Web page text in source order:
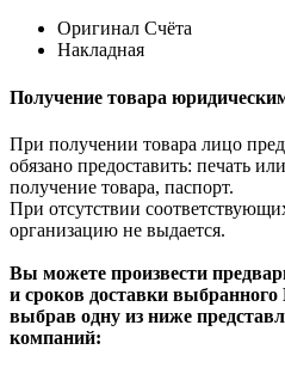
Оригинал Счёта
Накладная
Получение товара
При получении товара лицо
обязано предоставить: печать
получение товара, паспорт.
При отсутствии
организацию не выдается.
Вы можете произвести
и сроков доставки
выбрав одну из ниже
компаний: